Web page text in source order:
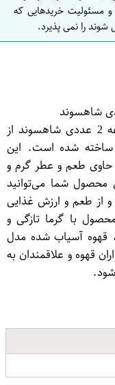
مسئولیت خریدهایی که
شوند را نمی پذیرد.
کالای قهوه آسیاب شده مدل ترک مجموعه 2 عددی شاهسوند از
ساخته شده است. این
حاوی طعم و عطر گرم و
محصول شما می‌توانید
و از طعم و ارزش غذایی
با گرما تازگی و
قهوه آسیاب شده مدل
قهوه و علاقمندان به